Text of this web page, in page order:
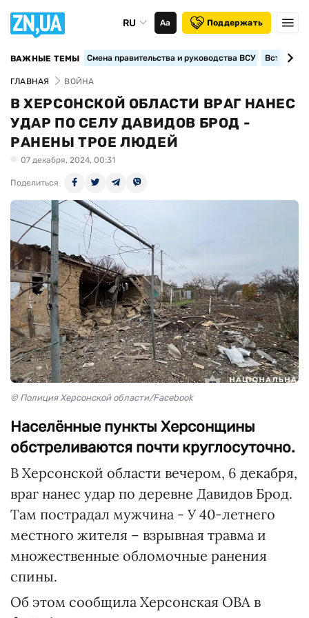
RU Аа Поддержать
ВАЖНЫЕ ТЕМЫ Смена правительства и руководства ВСУ
ГЛАВНАЯ ВОЙНА
В ХЕРСОНСКОЙ ОБЛАСТИ ВРАГ НАНЕС
УДАР ПО СЕЛУ ДАВИДОВ БРОД -
РАНЕНЫ ТРОЕ ЛЮДЕЙ
07 декабря, 2024, 00:31
Поделиться
© Полиция Херсонской области/Facebook
Населённые пункты Херсонщины
обстреливаются почти круглосуточно.
В Херсонской области вечером, 6 декабря,
враг нанес удар по деревне Давидов Брод.
Там пострадал мужчина - У 40-летнего
местного жителя – взрывная травма и
множественные обломочные ранения
спины.
Об этом сообщила Херсонская ОВА в